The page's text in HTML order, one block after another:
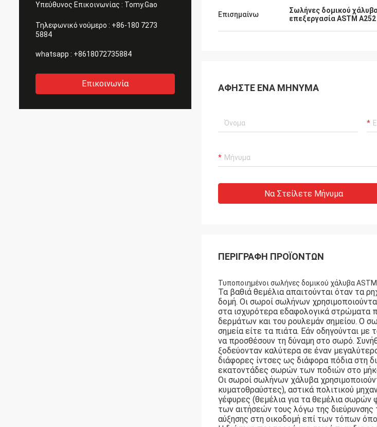
Υπεύθυνος Επικοινωνίας : Tomy.Gao
Τηλεφωνικό νούμερο : +86-180 7273
5884
whatsapp : +8618072735884
Επικοινωνία
Επισημαίνω Σωλήνες δομικού
επεξεργασία ASTM
ΑΦΉΣΤΕ ΈΝΑ ΜΉΝΥΜΑ
Να Στείλετε Μήνυμα
ΠΕΡΙΓΡΑΦΉ ΠΡΟΪΌΝΤΩΝ
Τυποποιημένοι σωλήνες δομικού χάλυβα
Τα βαθιά θεμέλια απαιτούνται όταν τα
δομή. Οι σωροί σωλήνων
στα ισχυρότερα εδαφολογικά στρώματα
δερμάτων και του ρουλεμάν σημείου. Ο
σημεία είτε τα πιάτα. Εάν οδηγούνται
να προσθέσουν τη δύναμη στο σωρό.
ξοδεύονταν καλύτερα σε έναν
διάφορες ίντσες ως διάφορα πόδια στη
εκατοντάδες σωρών των ποδιών στο
Οι σωροί σωλήνων χάλυβα
κυματοθραύστες), αστικά πολιτικού
γέφυρες (θεμέλια για τα θεμέλια σωρών
των αιτήσεών τους λόγω της
αύξησης στη οικοδομή επί των τόπων